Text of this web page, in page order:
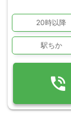
20時以降
駅ちか
phone_in_talk